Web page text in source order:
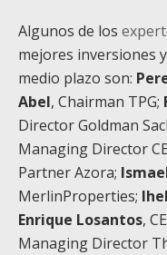
Algunos de los
mejores inversiones
medio plazo son:
Abel, Chairman TPG;
Director Goldman
Managing Director
Partner Azora;
MerlinProperties;
Enrique Losantos,
Managing Director